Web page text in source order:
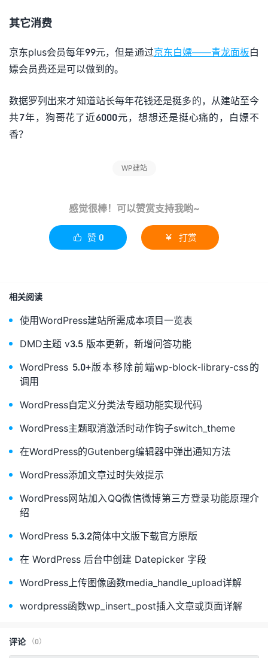
其它消费
京东plus会员每年99元，但是通过京东白嫖——青龙面板白
嫖会员费还是可以做到的。
数据罗列出来才知道站长每年花钱还是挺多的，从建站至今
共7年，狗哥花了近6000元，想想还是挺心痛的，白嫖不
香？
WP建站
感觉很棒！可以赞赏支持我哟~
 赞 0  打赏
相关阅读
使用WordPress建站所需成本项目一览表
DMD主题 v3.5 版本更新，新增问答功能
WordPress 5.0+版本移除前端wp-block-library-css的
调用
WordPress自定义分类法专题功能实现代码
WordPress主题取消激活时动作钩子switch_theme
在WordPress的Gutenberg编辑器中弹出通知方法
WordPress添加文章过时失效提示
WordPress网站加入QQ微信微博第三方登录功能原理介
绍
WordPress 5.3.2简体中文版下载官方原版
在 WordPress 后台中创建 Datepicker 字段
WordPress上传图像函数media_handle_upload详解
wordpress函数wp_insert_post插入文章或页面详解
评论（0）